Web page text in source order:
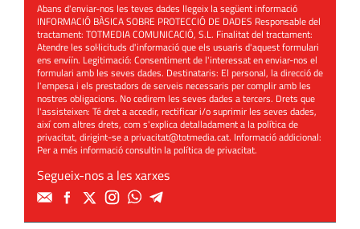
Abans d'enviar-nos les teves dades llegeix la següent informació
INFORMACIÓ BÀSICA SOBRE PROTECCIÓ DE DADES Responsable del
tractament: TOTMEDIA COMUNICACIÓ, S.L. Finalitat del tractament:
Atendre les sol·licituds d'informació que els usuaris d'aquest formulari
ens enviïn. Legitimació: Consentiment de l'interessat en enviar-nos el
formulari amb les seves dades. Destinataris: El personal, la direcció de
l'empesa i els prestadors de serveis necessaris per complir amb les
nostres obligacions. No cedirem les seves dades a tercers. Drets que
l'assisteixen: Té dret a accedir, rectificar i/o suprimir les seves dades,
així com altres drets, com s'explica detalladament a la política de
privacitat, dirigint-se aprivacitat@totmedia.cat. Informació addicional:
Per a més informació consultin lapolítica de privacitat.
Segueix-nos a les xarxes